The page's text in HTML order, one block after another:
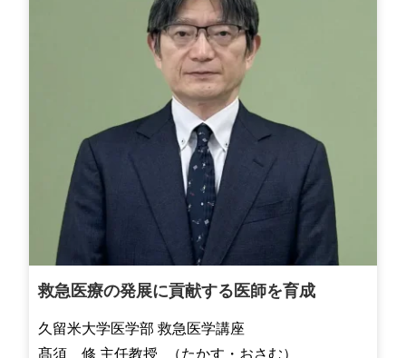
救急医療の発展に貢献する医師を育成
久留米大学医学部 救急医学講座
髙須 修 主任教授 （たかす・おさむ）